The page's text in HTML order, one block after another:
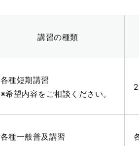
講習の種類
各種短期講習
※希望内容をご相談ください。
各種一般普及講習